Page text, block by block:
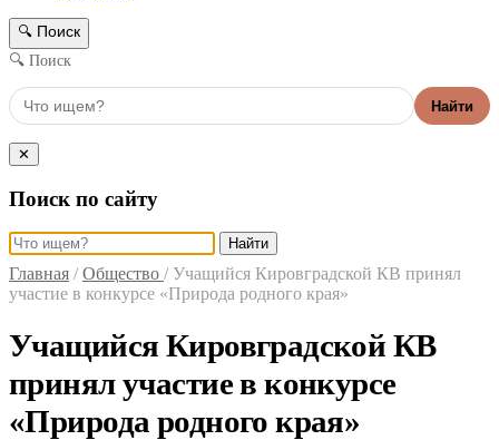
🔍 Поиск
🔍 Поиск
Найти
✕
Поиск по сайту
Найти
Главная / Общество / Учащийся Кировградской КВ принял
участие в конкурсе «Природа родного края»
Учащийся Кировградской КВ
принял участие в конкурсе
«Природа родного края»